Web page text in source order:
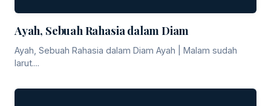
Ayah, Sebuah Rahasia dalam Diam
Ayah, Sebuah Rahasia dalam Diam Ayah | Malam sudah
larut....